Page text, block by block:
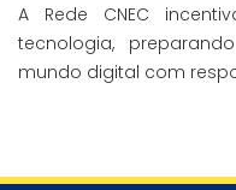
A Rede CNEC
tecnologia,
mundo digital com